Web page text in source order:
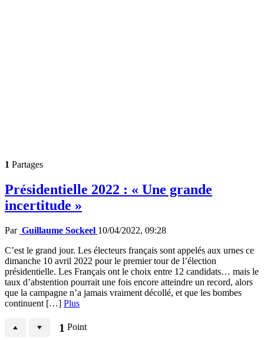
1 Partages
Présidentielle 2022 : « Une grande
incertitude »
Par Guillaume Sockeel 10/04/2022, 09:28
C’est le grand jour. Les électeurs français sont appelés aux urnes ce
dimanche 10 avril 2022 pour le premier tour de l’élection
présidentielle. Les Français ont le choix entre 12 candidats… mais le
taux d’abstention pourrait une fois encore atteindre un record, alors
que la campagne n’a jamais vraiment décollé, et que les bombes
continuent […] Plus
1 Point